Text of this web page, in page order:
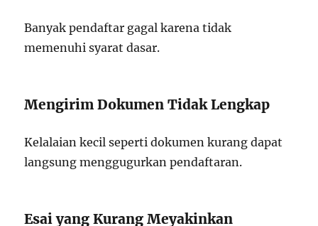
Banyak pendaftar gagal karena tidak
memenuhi syarat dasar.
Mengirim Dokumen Tidak Lengkap
Kelalaian kecil seperti dokumen kurang dapat
langsung menggugurkan pendaftaran.
Esai yang Kurang Meyakinkan